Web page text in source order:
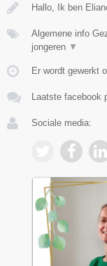
Hallo, Ik ben
Algemene info
jongeren ▼
Er wordt gewerkt
Laatste facebook
Sociale media: